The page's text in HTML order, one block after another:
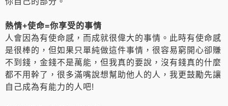
熱情+使命=你享受的事情
人會因為有使命感，而成就很偉大的事情。此時有使命感
是很棒的，但如果只單純做這件事情，很容易窮開心卻賺
不到錢，金錢不是萬能，但我真的要說，沒有錢真的什麼
都不用幹了，很多滿嘴說想幫助他人的人，我更鼓勵先讓
自己成為有能力的人吧!